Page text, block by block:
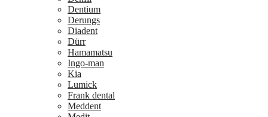
Dentium
Derungs
Diadent
Dürr
Hamamatsu
Ingo-man
Kia
Lumick
Frank dental
Meddent